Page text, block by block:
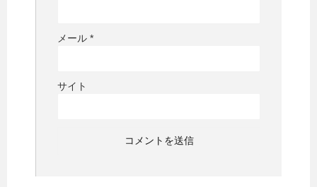
メール *
サイト